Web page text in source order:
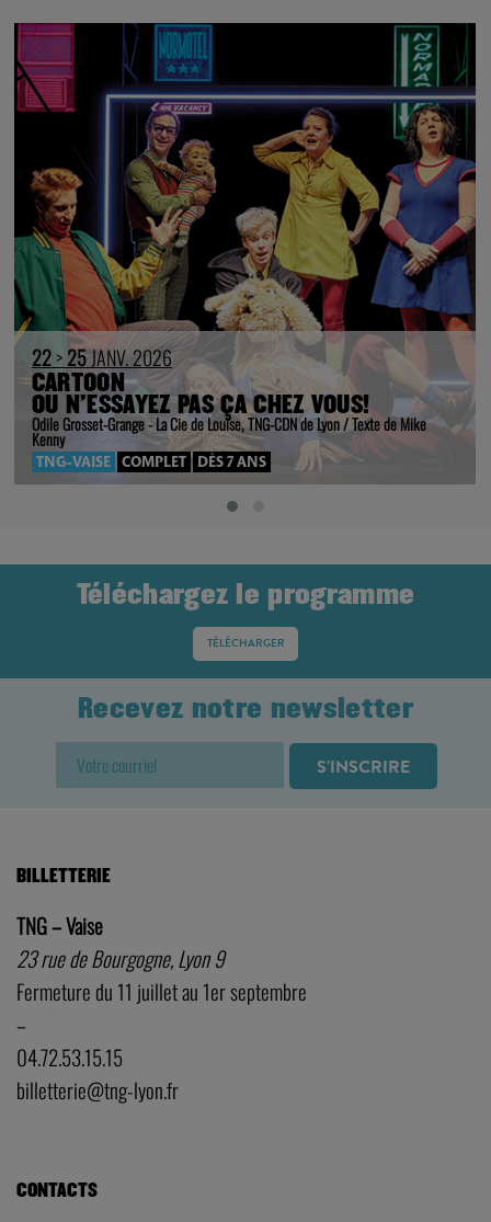
22>25JANV. 2026
CARTOON
OU N’ESSAYEZ PAS ÇA CHEZ VOUS!
Odile Grosset-Grange - La Cie de Louise, TNG-CDN de Lyon / Texte de Mike
Kenny
TNG-VAISE COMPLET DÈS 7 ANS
Téléchargez le programme
TÉLÉCHARGER
Recevez notre newsletter
BILLETTERIE
TNG – Vaise
23 rue de Bourgogne, Lyon 9
Fermeture du 11 juillet au 1er septembre
–
04.72.53.15.15
billetterie@tng-lyon.fr
CONTACTS